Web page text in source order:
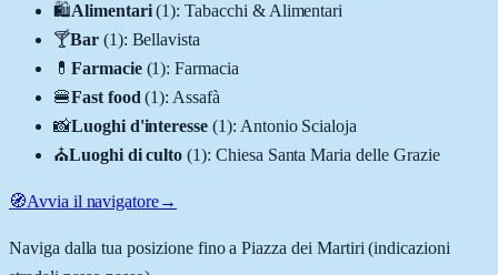
🛍️Alimentari (1):Tabacchi & Alimentari
🍸Bar (1): Bellavista
💊 Farmacie (1):Farmacia
🍔Fast food (1): Assafà
📸Luoghi d'interesse (1): Antonio Scialoja
⛪Luoghi di culto (1): Chiesa Santa Maria delle Grazie
🧭Avvia il navigatore→
Naviga dalla tua posizione fino aPiazza dei Martiri (indicazioni